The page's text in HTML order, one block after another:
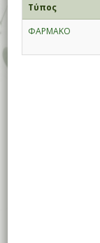
Τύπος
ΦΑΡΜΑΚΟ